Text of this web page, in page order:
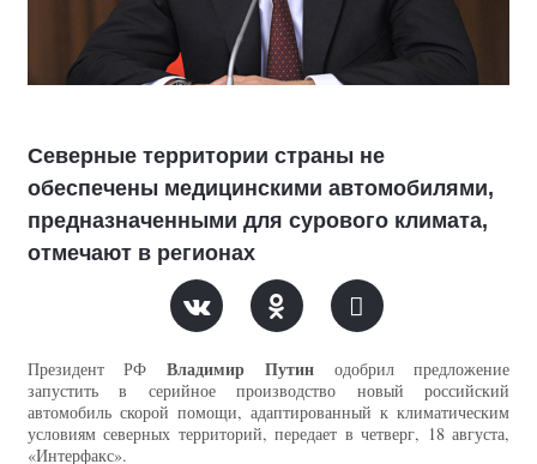
Северные территории страны не
обеспечены медицинскими автомобилями,
предназначенными для сурового климата,
отмечают в регионах
Президент РФВладимир Путинодобрил предложение
запустить в серийное производство новый российский
автомобиль скорой помощи, адаптированный к климатическим
условиям северных территорий, передает в четверг, 18 августа,
«Интерфакс».